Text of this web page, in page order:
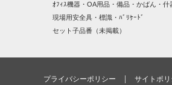
ｵﾌｨｽ機器・OA用品・備品・かばん・什
現場用安全具・標識・ﾊﾞﾘｹｰﾄﾞ
セット子品番（未掲載）
プライバシーポリシー サイトポリ